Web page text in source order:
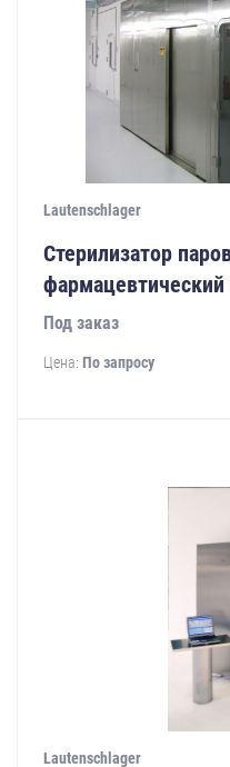
Lautenschlager
Стерилизатор
Под заказ
Цена: По запросу
Lautenschlager